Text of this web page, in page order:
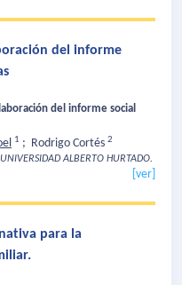
del informe
del informe social
1 ; Rodrigo Cortés 2
ALBERTO HURTADO.
[ver]
para la